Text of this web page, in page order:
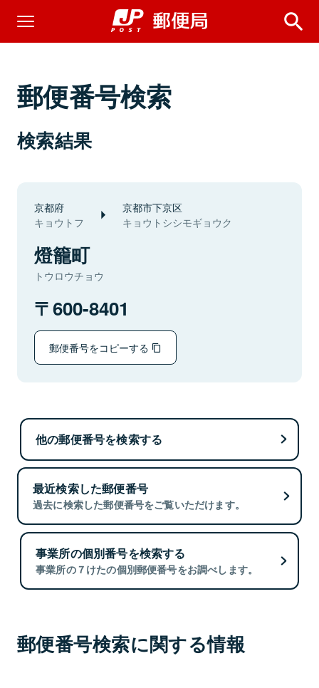
郵便番号検索
検索結果
京都府
キョウトフ
京都市下京区
キョウトシシモギョウク
燈籠町
トウロウチョウ
600-8401
郵便番号をコピーする
他の郵便番号を検索する
最近検索した郵便番号
過去に検索した郵便番号をご覧いただけます。
事業所の個別番号を検索する
事業所の７けたの個別郵便番号をお調べします。
郵便番号検索に関する情報